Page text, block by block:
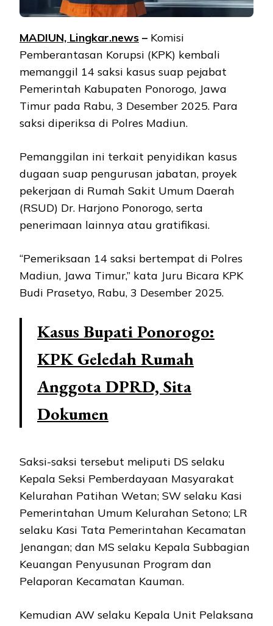
MADIUN, Lingkar.news – Komisi
Pemberantasan Korupsi (KPK) kembali
memanggil 14 saksi kasus suap pejabat
Pemerintah Kabupaten Ponorogo, Jawa
Timur pada Rabu, 3 Desember 2025. Para
saksi diperiksa di Polres Madiun.
Pemanggilan ini terkait penyidikan kasus
dugaan suap pengurusan jabatan, proyek
pekerjaan di Rumah Sakit Umum Daerah
(RSUD) Dr. Harjono Ponorogo, serta
penerimaan lainnya atau gratifikasi.
“Pemeriksaan 14 saksi bertempat di Polres
Madiun, Jawa Timur,” kata Juru Bicara KPK
Budi Prasetyo, Rabu, 3 Desember 2025.
Kasus Bupati Ponorogo:
KPK Geledah Rumah
Anggota DPRD, Sita
Dokumen
Saksi-saksi tersebut meliputi DS selaku
Kepala Seksi Pemberdayaan Masyarakat
Kelurahan Patihan Wetan; SW selaku Kasi
Pemerintahan Umum Kelurahan Setono; LR
selaku Kasi Tata Pemerintahan Kecamatan
Jenangan; dan MS selaku Kepala Subbagian
Keuangan Penyusunan Program dan
Pelaporan Kecamatan Kauman.
Kemudian AW selaku Kepala Unit Pelaksana